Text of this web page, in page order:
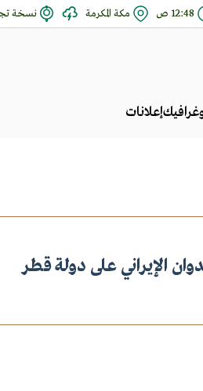
12:48 ص مكة المكرمة نسخة
إعلانات
الإيراني على دولة قطر